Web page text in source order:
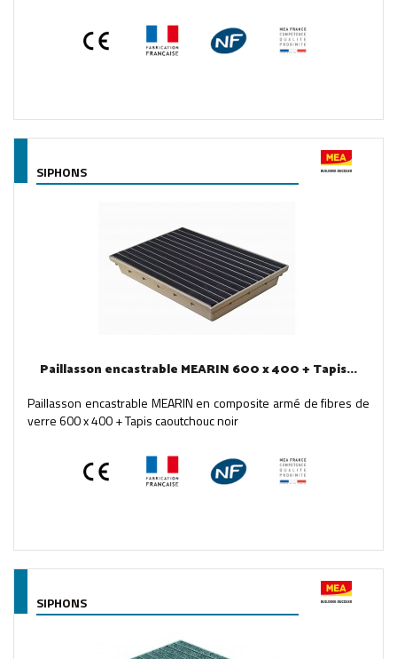
SIPHONS
Paillasson encastrable MEARIN 600 x 400 + Tapis...
Paillasson encastrable MEARIN en composite armé de fibres de
verre 600 x 400 + Tapis caoutchouc noir
SIPHONS